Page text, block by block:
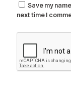
Save my
next time I